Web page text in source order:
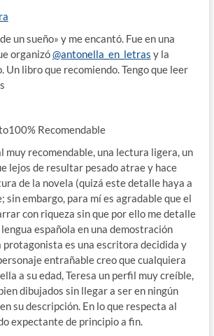
un sueño» y me encantó. Fue en una
organizó@antonella_en_letras y la
Un libro que recomiendo. Tengo que leer
Recomendable
recomendable, una lectura ligera, un
lejos de resultar pesado atrae y hace
de la novela (quizá este detalle haya a
sin embargo, para mí es agradable que el
con riqueza sin que por ello me detalle
española en una demostración
protagonista es una escritora decidida y
entrañable creo que cualquiera
a su edad, Teresa un perfil muy creíble,
dibujados sin llegar a ser en ningún
su descripción. En lo que respecta al
expectante de principio a fin.